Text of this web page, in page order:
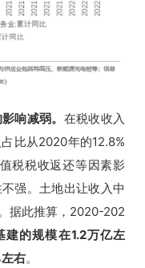
响减弱。 在税收收入
比从2020年的12.8%
税税收返还等因素影
强。土地出让收入中
据此推算，2020-202
的规模在1.2万亿左
右。